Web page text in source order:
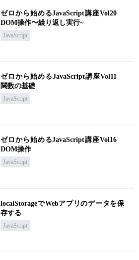
ゼロから始めるJavaScript講座Vol20
DOM操作〜繰り返し実行~
JavaScript
ゼロから始めるJavaScript講座Vol11
関数の基礎
JavaScript
ゼロから始めるJavaScript講座Vol16
DOM操作
JavaScript
localStorageでWebアプリのデータを保
存する
JavaScript